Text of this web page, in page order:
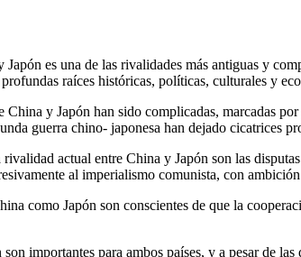
es una de las rivalidades más antiguas y
raíces históricas, políticas, culturales y
China y Japón han sido complicadas, marcadas
guerra chino- japonesa han dejado cicatrices
rivalidad actual entre China y Japón son las
al imperialismo comunista, con
como Japón son conscientes de que la
importantes para ambos países, y a pesar de